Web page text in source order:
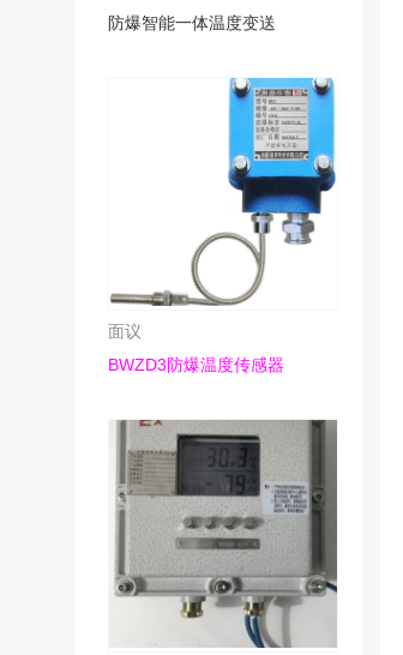
防爆智能一体温度变送
面议
BWZD3防爆温度传感器